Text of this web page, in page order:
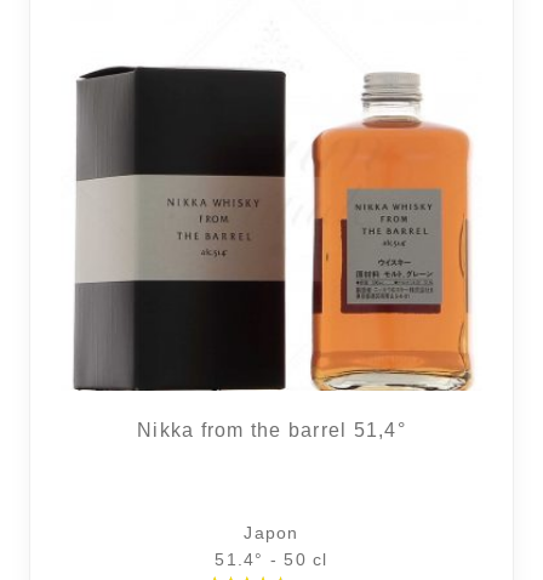
Nikka from the barrel 51,4°
Japon
51.4° - 50 cl